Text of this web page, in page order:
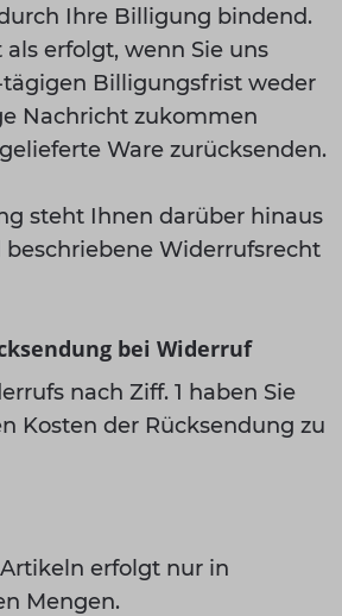
Ihre Billigung bindend.
erfolgt, wenn Sie uns
tägigen Billigungsfrist weder
Nachricht zukommen
Ware zurücksenden.
steht Ihnen darüber hinaus
Widerrufsrecht
bei Widerruf
nach Ziff. 1 haben Sie
Kosten der Rücksendung zu
erfolgt nur in
Mengen.